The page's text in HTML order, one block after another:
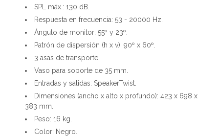
SPL máx.: 130 dB.
Respuesta en frecuencia: 53 - 20000 Hz.
Ángulo de monitor: 55º y 23º.
Patrón de dispersión (h x v): 90º x 60º.
3 asas de transporte.
Vaso para soporte de 35 mm.
Entradas y salidas: SpeakerTwist.
Dimensiones (ancho x alto x profundo): 423 x 698 x
383 mm.
Peso: 16 kg.
Color: Negro.